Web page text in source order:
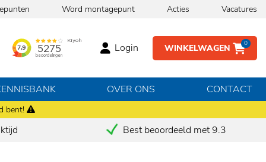
bent!
Word montagepunt Acties Vacatures
WINKELWAGEN 0
Login
OVER ONS CONTACT
Best beoordeeld met 9.3